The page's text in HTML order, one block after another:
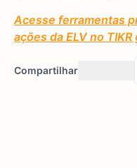
Acesse ferramentas
ações da ELV no
Compartilhar